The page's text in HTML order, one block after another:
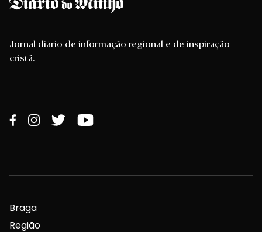
Jornal diário de informação regional e de inspiração
cristã.
Braga
Região